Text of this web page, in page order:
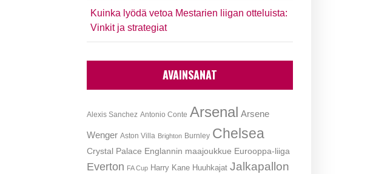
Kuinka lyödä vetoa Mestarien liigan otteluista:
Vinkit ja strategiat
AVAINSANAT
Alexis Sanchez Antonio Conte Arsenal Arsene
Wenger Aston Villa Brighton Burnley Chelsea
Crystal Palace Englannin maajoukkue Eurooppa-liiga
Everton FA Cup Harry Kane Huuhkajat Jalkapallon